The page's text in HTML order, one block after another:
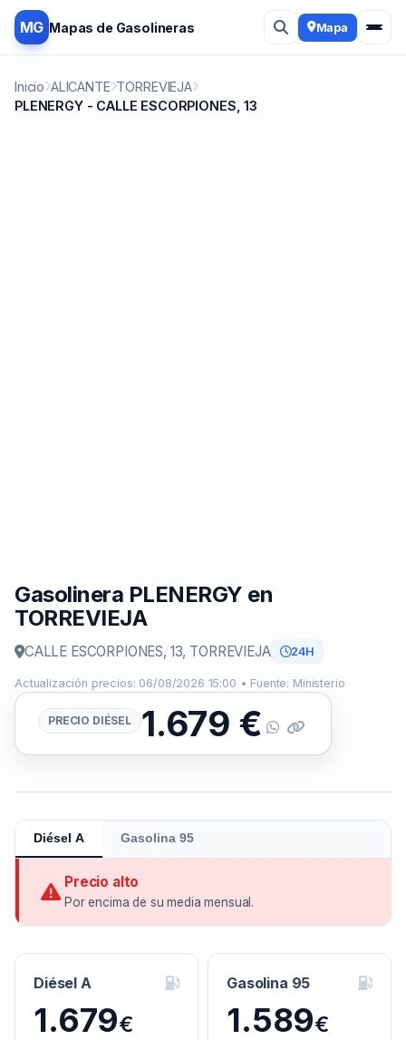
MG Mapas de Gasolineras Mapa
Inicio ALICANTE TORREVIEJA
PLENERGY - CALLE ESCORPIONES, 13
Gasolinera PLENERGY en
TORREVIEJA
CALLE ESCORPIONES, 13, TORREVIEJA 24H
Actualización precios: 06/08/2026 15:00 • Fuente: Ministerio
PRECIO DIÉSEL 1.679 €
Diésel A Gasolina 95
Precio alto
Por encima de su media mensual.
Diésel A
1.679€
Gasolina 95
1.589€